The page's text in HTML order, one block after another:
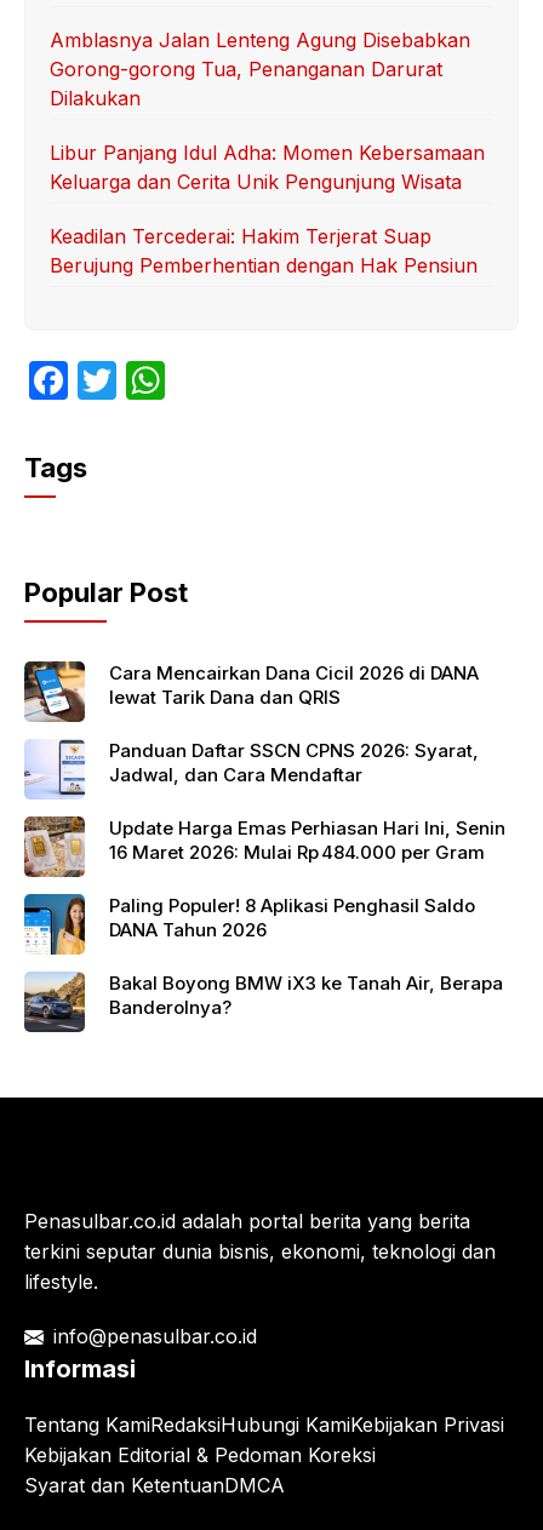
Amblasnya Jalan Lenteng Agung Disebabkan
Gorong-gorong Tua, Penanganan Darurat
Dilakukan
Libur Panjang Idul Adha: Momen Kebersamaan
Keluarga dan Cerita Unik Pengunjung Wisata
Keadilan Tercederai: Hakim Terjerat Suap
Berujung Pemberhentian dengan Hak Pensiun
F
c
e
o
o
k
T
p
p
Tags
Popular Post
Cara Mencairkan Dana Cicil 2026 di DANA
lewat Tarik Dana dan QRIS
Panduan Daftar SSCN CPNS 2026: Syarat,
Jadwal, dan Cara Mendaftar
Update Harga Emas Perhiasan Hari Ini, Senin
16 Maret 2026: Mulai Rp 484.000 per Gram
Paling Populer! 8 Aplikasi Penghasil Saldo
DANA Tahun 2026
Bakal Boyong BMW iX3 ke Tanah Air, Berapa
Banderolnya?
Penasulbar.co.id adalah portal berita yang berita
terkini seputar dunia bisnis, ekonomi, teknologi dan
lifestyle.
info@penasulbar.co.id
Informasi
Tentang KamiRedaksiHubungi KamiKebijakan Privasi
Kebijakan Editorial & Pedoman Koreksi
Syarat dan KetentuanDMCA